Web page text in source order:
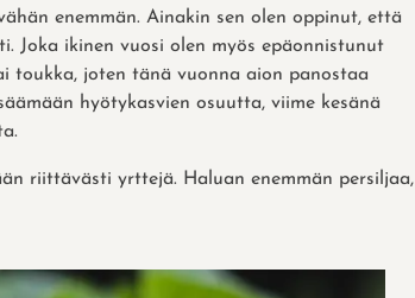
enemmän. Ainakin sen olen oppinut, että
Joka ikinen vuosi olen myös epäonnistunut
toukka, joten tänä vuonna aion panostaa
hyötykasvien osuutta, viime kesänä
riittävästi yrttejä. Haluan enemmän persiljaa,